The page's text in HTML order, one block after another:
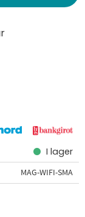
I lager
MAG-WIFI-SMA